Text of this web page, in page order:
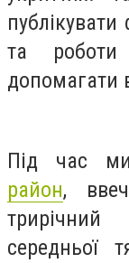
та
допомагати
Під час
район,
середньої